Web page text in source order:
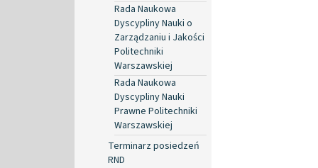
Rada Naukowa
Dyscypliny Nauki o
Zarządzaniu i Jakości
Politechniki
Warszawskiej
Rada Naukowa
Dyscypliny Nauki
Prawne Politechniki
Warszawskiej
Terminarz posiedzeń
RND